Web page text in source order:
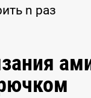
n раз